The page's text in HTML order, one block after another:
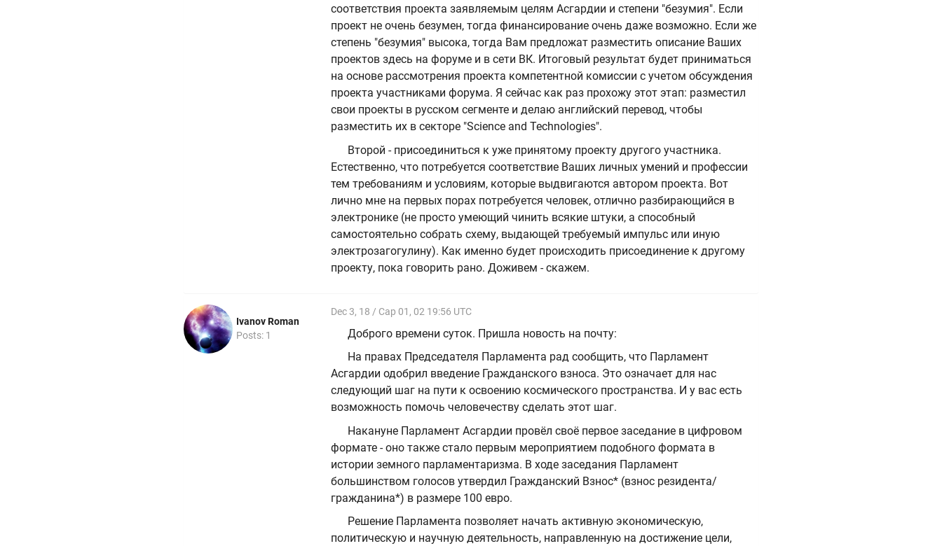
соответствия проекта заявляемым целям Асгардии и степени "безумия". Если
проект не очень безумен, тогда финансирование очень даже возможно. Если же
степень "безумия" высока, тогда Вам предложат разместить описание Ваших
проектов здесь на форуме и в сети ВК. Итоговый результат будет приниматься
на основе рассмотрения проекта компетентной комиссии с учетом обсуждения
проекта участниками форума. Я сейчас как раз прохожу этот этап: разместил
свои проекты в русском сегменте и делаю английский перевод, чтобы
разместить их в секторе "Science and Technologies".
Второй - присоединиться к уже принятому проекту другого участника.
Естественно, что потребуется соответствие Ваших личных умений и профессии
тем требованиям и условиям, которые выдвигаются автором проекта. Вот
лично мне на первых порах потребуется человек, отлично разбирающийся в
электронике (не просто умеющий чинить всякие штуки, а способный
самостоятельно собрать схему, выдающей требуемый импульс или иную
электрозагогулину). Как именно будет происходить присоединение к другому
проекту, пока говорить рано. Доживем - скажем.
Ivanov Roman
Posts: 1
Dec 3, 18 / Cap 01, 02 19:56 UTC
Доброго времени суток. Пришла новость на почту:
На правах Председателя Парламента рад сообщить, что Парламент
Асгардии одобрил введение Гражданского взноса. Это означает для нас
следующий шаг на пути к освоению космического пространства. И у вас есть
возможность помочь человечеству сделать этот шаг.
Накануне Парламент Асгардии провёл своё первое заседание в цифровом
формате - оно также стало первым мероприятием подобного формата в
истории земного парламентаризма. В ходе заседания Парламент
большинством голосов утвердил Гражданский Взнос* (взнос резидента/
гражданина*) в размере 100 евро.
Решение Парламента позволяет начать активную экономическую,
политическую и научную деятельность, направленную на достижение цели,